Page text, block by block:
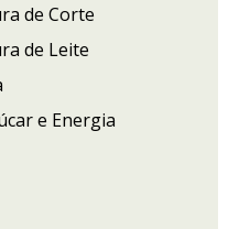
de Corte
de Leite
e Energia